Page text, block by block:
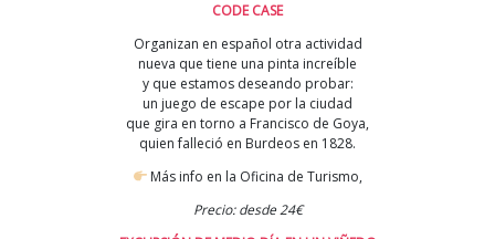
CODE CASE
Organizan en español otra actividad
nueva que tiene una pinta increíble
y que estamos deseando probar:
un juego de escape por la ciudad
que gira en torno a Francisco de Goya,
quien falleció en Burdeos en 1828.
Más info en la Oficina de Turismo,
Precio: desde 24€